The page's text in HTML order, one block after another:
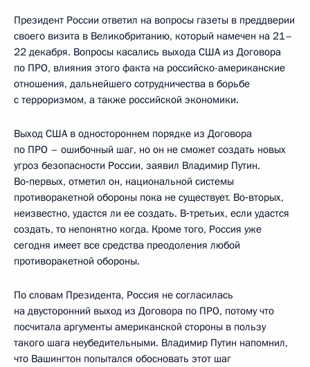
Президент России ответил на вопросы газеты в преддверии
своего визита в Великобританию, который намечен на 21–
22 декабря. Вопросы касались выхода США из Договора
по ПРО, влияния этого факта на российско-американские
отношения, дальнейшего сотрудничества в борьбе
с терроризмом, а также российской экономики.
Выход США в одностороннем порядке из Договора
по ПРО – ошибочный шаг, но он не сможет создать новых
угроз безопасности России, заявил Владимир Путин.
Во‑первых, отметил он, национальной системы
противоракетной обороны пока не существует. Во‑вторых,
неизвестно, удастся ли ее создать. В‑третьих, если удастся
создать, то непонятно когда. Кроме того, Россия уже
сегодня имеет все средства преодоления любой
противоракетной обороны.
По словам Президента, Россия не согласилась
на двусторонний выход из Договора по ПРО, потому что
посчитала аргументы американской стороны в пользу
такого шага неубедительными. Владимир Путин напомнил,
что Вашингтон попытался обосновать этот шаг